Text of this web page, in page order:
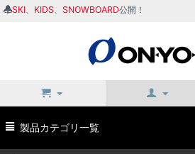
SKI KIDS SNOWBOARD公開！
製品カテゴリ一覧